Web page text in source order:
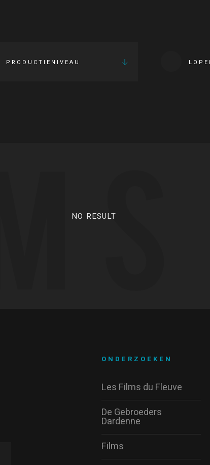
PRODUCTIENIVEAU
NO RESULT
ONDERZOEKEN
Les Films du Fleuve
De Gebroeders
Dardenne
Films